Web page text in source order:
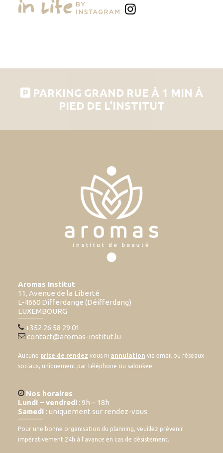
PARKING GRAND RUE À 1 MIN À
PIED DE L’INSTITUT
Aromas Institut
11, Avenue de la Liberté
L-4660 Differdange (Déifferdang)
LUXEMBOURG
+352 26 58 29 01
contact@aromas-institut.lu
Aucune prise de rendez vous ni annulation via email ou réseaux
sociaux, uniquement par téléphone ou salonkee
Nos horaires
Lundi – vendredi : 9h – 18h
Samedi : uniquement sur rendez-vous
Pour une bonne organisation du planning, veuillez prévenir
impérativement 24h à l’avance en cas de désistement.